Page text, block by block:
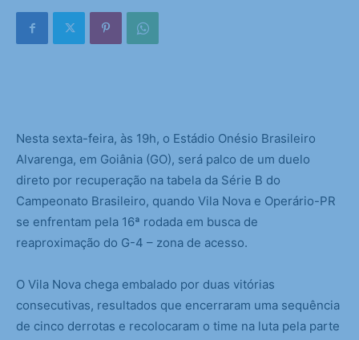
Nesta sexta-feira, às 19h, o Estádio Onésio Brasileiro
Alvarenga, em Goiânia (GO), será palco de um duelo
direto por recuperação na tabela da Série B do
Campeonato Brasileiro, quando Vila Nova e Operário-PR
se enfrentam pela 16ª rodada em busca de
reaproximação do G-4 – zona de acesso.
O Vila Nova chega embalado por duas vitórias
consecutivas, resultados que encerraram uma sequência
de cinco derrotas e recolocaram o time na luta pela parte